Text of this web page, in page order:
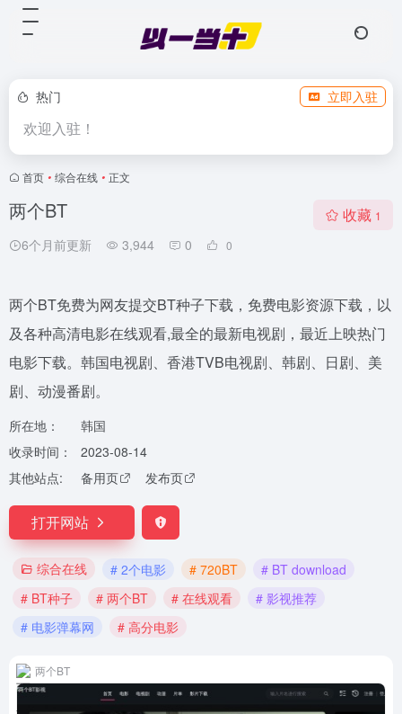
热门 立即入驻
欢迎入驻！
首页 • 综合在线 • 正文
两个BT
6个月前更新 3,944 0 0
收藏 1
两个BT免费为网友提交BT种子下载，免费电影资源下载，以
及各种高清电影在线观看,最全的最新电视剧，最近上映热门
电影下载。韩国电视剧、香港TVB电视剧、韩剧、日剧、美
剧、动漫番剧。
所在地：
韩国
收录时间：
2023-08-14
其他站点:
备用页 发布页
打开网站
综合在线 # 2个电影 # 720BT
# BT download
# BT种子
# 两个BT # 在线观看
# 影视推荐
# 电影弹幕网
# 高分电影
两个BT